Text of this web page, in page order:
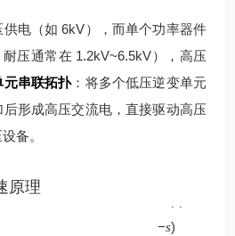
电（如 6kV），而单个功率器件
压通常在 1.2kV~6.5kV），高压
元串联拓扑：将多个低压逆变单元
形成高压交流电，直接驱动高压
备。
原理
−s)